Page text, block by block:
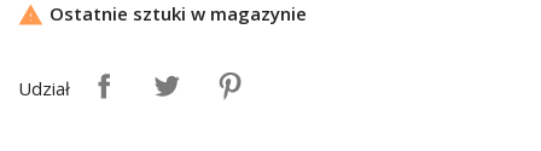
 Ostatnie sztuki w magazynie
Udział